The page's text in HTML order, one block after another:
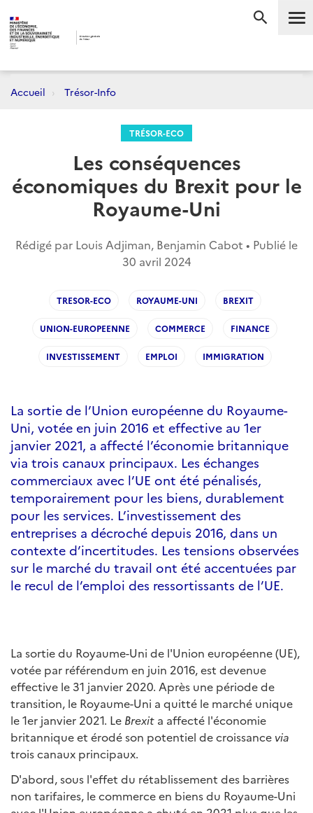
Accueil Trésor-Info
TRÉSOR-ECO
Les conséquences
économiques du Brexit pour le
Royaume-Uni
Rédigé par Louis Adjiman, Benjamin Cabot • Publié le
30 avril 2024
TRESOR-ECO ROYAUME-UNI BREXIT
UNION-EUROPEENNE COMMERCE FINANCE
INVESTISSEMENT EMPLOI IMMIGRATION
La sortie de l’Union européenne du Royaume-
Uni, votée en juin 2016 et effective au 1er
janvier 2021, a affecté l’économie britannique
via trois canaux principaux. Les échanges
commerciaux avec l’UE ont été pénalisés,
temporairement pour les biens, durablement
pour les services. L’investissement des
entreprises a décroché depuis 2016, dans un
contexte d’incertitudes. Les tensions observées
sur le marché du travail ont été accentuées par
le recul de l’emploi des ressortissants de l’UE.
La sortie du Royaume-Uni de l'Union européenne (UE),
votée par référendum en juin 2016, est devenue
effective le 31 janvier 2020. Après une période de
transition, le Royaume-Uni a quitté le marché unique
le 1er janvier 2021. Le Brexit a affecté l'économie
britannique et érodé son potentiel de croissance via
trois canaux principaux.
D'abord, sous l'effet du rétablissement des barrières
non tarifaires, le commerce en biens du Royaume-Uni